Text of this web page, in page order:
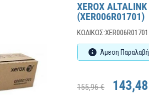
XEROX
(XER006R01701)
ΚΩΔΙΚΌΣ:XER006R01701
Άμεση
155,96 €